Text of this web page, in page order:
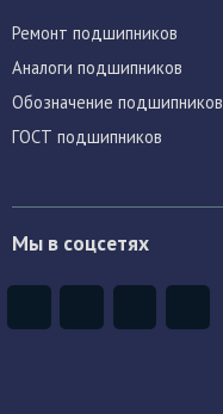
Ремонт подшипников
Аналоги подшипников
Обозначение подшипников
ГОСТ подшипников
Мы в соцсетях